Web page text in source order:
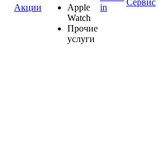
Акции
Apple
Watch
Прочие
услуги
in
Сервис